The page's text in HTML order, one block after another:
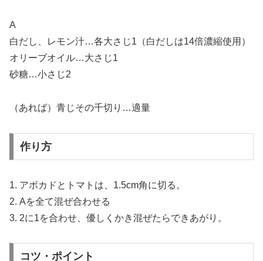
A
白だし、レモン汁…各大さじ1（白だしは14倍濃縮使用）
オリーブオイル…大さじ1
砂糖…小さじ2
（あれば）青じその千切り…適量
作り方
1. アボカドとトマトは、1.5cm角に切る。
2. Aを全て混ぜ合わせる
3. 2に1を合わせ、優しくかき混ぜたらできあがり。
コツ・ポイント